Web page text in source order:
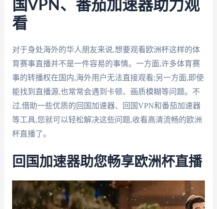
国VPN、番茄加速器助力观
看
对于身处海外的华人朋友来说,想要观看欧洲杯这样的体
育赛事直播并不是一件容易的事情。一方面,许多体育赛
事的转播权在国内,海外用户无法直接观看;另一方面,即使
能找到直播源,也常常会遇到卡顿、画质模糊等问题。不
过,借助一些优质的回国加速器、回国VPN和番茄加速器
等工具,您就可以轻松解决这些问题,收看高清流畅的欧洲
杯直播了。
回国加速器助您畅享欧洲杯直播